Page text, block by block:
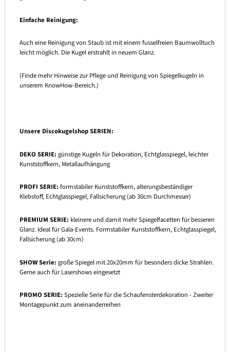
Einfache Reinigung:
Auch eine Reinigung von Staub ist mit einem fusselfreien Baumwolltuch
leicht möglich. Die Kugel erstrahlt in neuem Glanz.
(Finde mehr Hinweise zur Pflege und Reinigung von Spiegelkugeln in
unserem KnowHow-Bereich.)
Unsere DiscokugelshopSERIEN:
DEKO SERIE: günstige Kugeln für Dekoration, Echtglasspiegel, leichter
Kunststoffkern, Metallaufhängung
PROFI SERIE: formstabiler Kunststoffkern, alterungsbeständiger
Klebstoff, Echtglasspiegel, Fallsicherung (ab 30cm Durchmesser)
PREMIUM SERIE: kleinere und damit mehr Spiegelfacetten für besseren
Glanz. Ideal für Gala-Events. Formstabiler Kunststoffkern, Echtglasspiegel,
Fallsicherung (ab 30cm)
SHOW Serie: große Spiegel mit 20x20mm für besonders dicke Strahlen.
Gerne auch für Lasershows eingesetzt
PROMO SERIE: Spezielle Serie für die Schaufensterdekoration - Zweiter
Montagepunkt zum aneinanderreihen